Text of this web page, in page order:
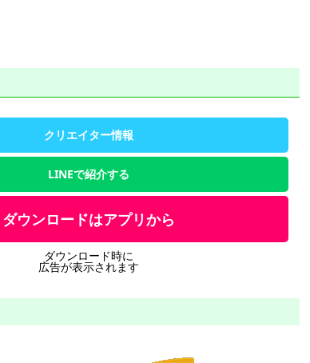
クリエイター情報
LINEで紹介する
ダウンロードはアプリから
ダウンロード時に
広告が表示されます